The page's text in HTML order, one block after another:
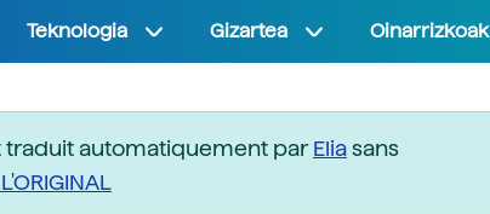
Teknologia Gizartea Oinarrizkoak
traduit automatiquement parEliasans